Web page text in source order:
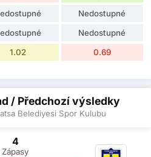
Nedostupné
Nedostupné
1.02 0.69
/ Předchozí výsledky
Belediyesi Spor Kulubu
4
Zápasy